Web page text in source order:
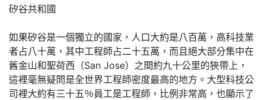
矽谷共和國
如果矽谷是一個獨立的國家，人口大約是八百萬，高科技業
者占八十萬，其中工程師占二十五萬，而且絕大部分集中在
舊金山和聖荷西（San Jose）之間約九十公里的狹帶上，
這裡毫無疑問是全世界工程師密度最高的地方。大型科技公
司裡大約有三十五％員工是工程師，比例非常高，也顯示了